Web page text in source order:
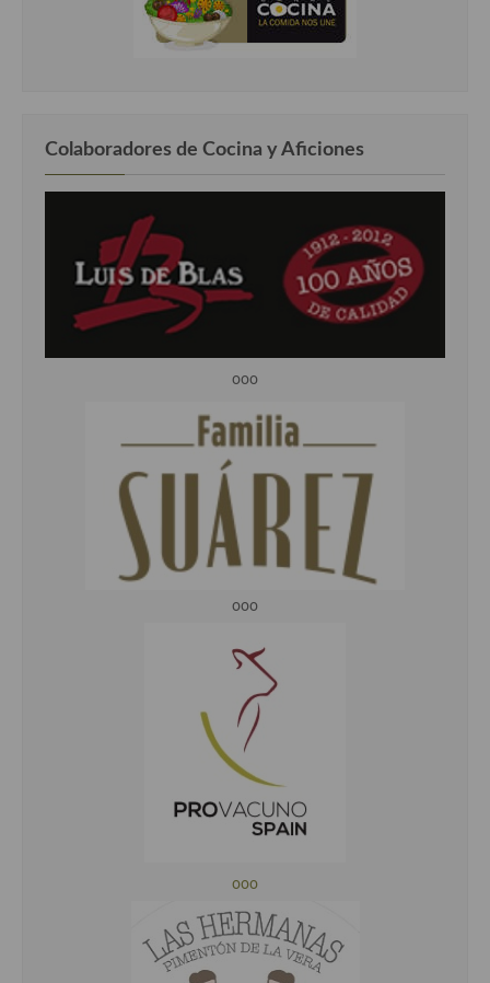
Colaboradores de Cocina y Aficiones
ooo
ooo
ooo